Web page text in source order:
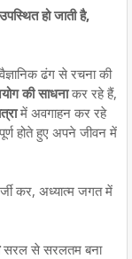
हो जाती है,
ढंग से रचना की
की साधनाकर रहे हैं,
में अवगाहन कर रहे
होते हुए अपने जीवन में
कर, अध्यात्म जगत में
सरल से सरलतम बना